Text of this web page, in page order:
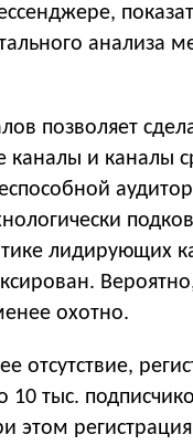
анализа
позволяет
и каналы
лидирующих
охотно.
отсутствие,
тыс.
этом